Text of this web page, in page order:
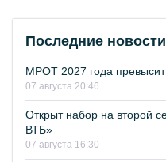
Последние новости
МРОТ 2027 года превысит
07 августа 20:46
Открыт набор на второй
ВТБ»
07 августа 16:30